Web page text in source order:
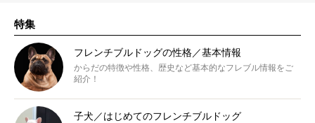
特集
フレンチブルドッグの性格／基本情報
からだの特徴や性格、歴史など基本的なフレブル情報をご
紹介！
子犬／はじめてのフレンチブルドッグ